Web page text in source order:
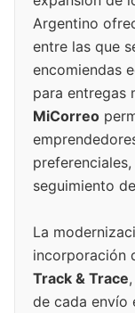
Argentino
entre las que
encomiendas
para entregas
MiCorreo
seguimiento
La
incorporación
Track & Trace
de cada envío